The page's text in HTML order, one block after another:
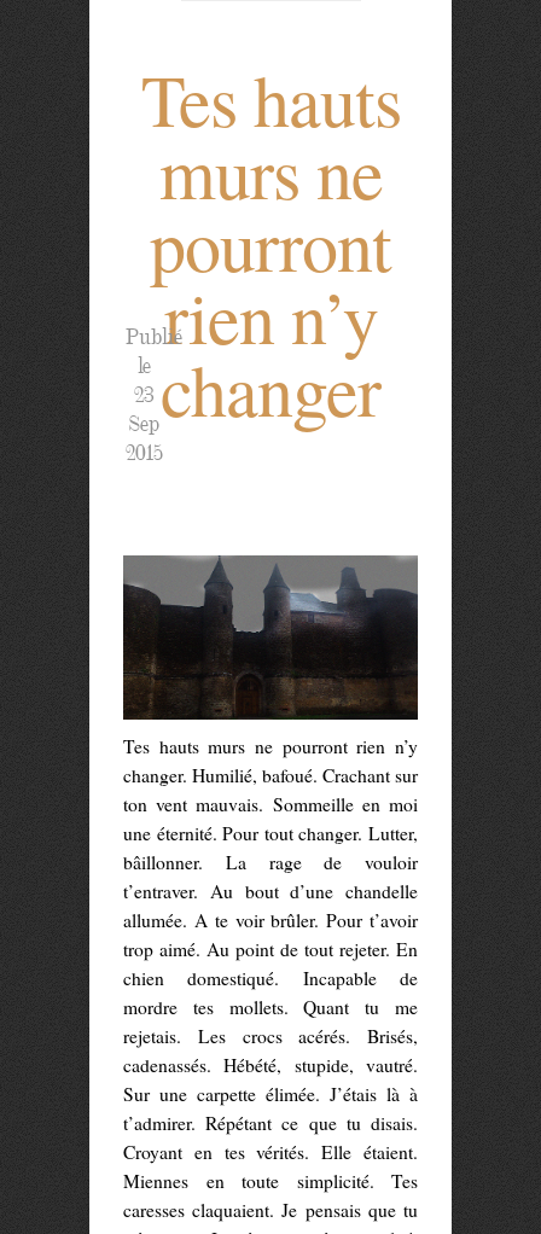
Tes hauts
murs ne
pourront
rien n’y
changer
Publié
le
23
Sep
2015
Tes hauts murs ne pourront rien n’y
changer. Humilié, bafoué. Crachant sur
ton vent mauvais. Sommeille en moi
une éternité. Pour tout changer. Lutter,
bâillonner. La rage de vouloir
t’entraver. Au bout d’une chandelle
allumée. A te voir brûler. Pour t’avoir
trop aimé. Au point de tout rejeter. En
chien domestiqué. Incapable de
mordre tes mollets. Quant tu me
rejetais. Les crocs acérés. Brisés,
cadenassés. Hébété, stupide, vautré.
Sur une carpette élimée. J’étais là à
t’admirer. Répétant ce que tu disais.
Croyant en tes vérités. Elle étaient.
Miennes en toute simplicité. Tes
caresses claquaient. Je pensais que tu